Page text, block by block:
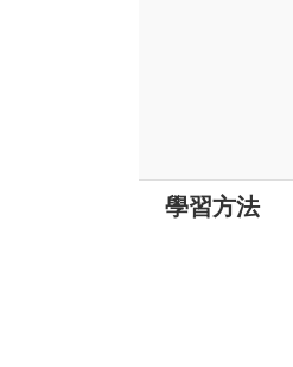
學習方法